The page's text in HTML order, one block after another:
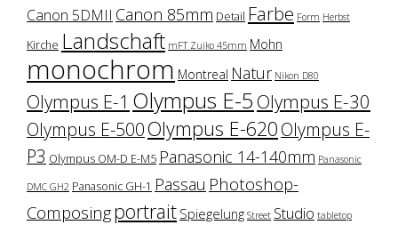
Canon 5DMII Canon 85mm Detail Farbe Form Herbst
Kirche Landschaft mFT Zuiko 45mm Mohn
monochrom Montreal Natur Nikon D80
Olympus E-1 Olympus E-5 Olympus E-30
Olympus E-500Olympus E-620Olympus E-
P3 Olympus OM-D E-M5 Panasonic 14-140mm Panasonic
DMC GH2 Panasonic GH-1 Passau Photoshop-
Composingportrait Spiegelung Street Studio tabletop